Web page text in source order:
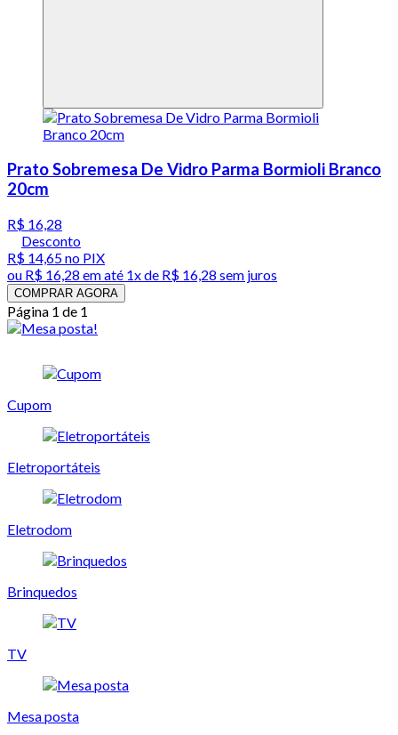
Prato Sobremesa De Vidro Parma Bormioli Branco
20cm
R$ 16,28
Desconto
R$ 14,65no PIX
ou R$ 16,28 em até 1x de R$ 16,28 sem juros
COMPRAR AGORA
Página 1 de 1
Cupom
Eletroportáteis
Eletrodom
Brinquedos
TV
Mesa posta